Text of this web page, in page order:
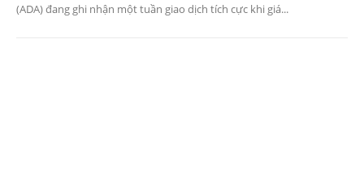
(ADA) đang ghi nhận một tuần giao dịch tích cực khi giá...